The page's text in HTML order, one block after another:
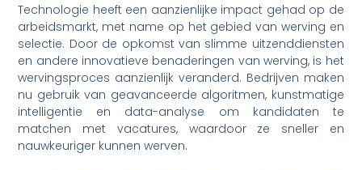
Technologie heeft een aanzienlijke impact gehad op de
arbeidsmarkt, met name op het gebied van werving en
selectie. Door de opkomst van slimme uitzenddiensten
en andere innovatieve benaderingen van werving, is het
wervingsproces aanzienlijk veranderd. Bedrijven maken
nu gebruik van geavanceerde algoritmen, kunstmatige
intelligentie en data-analyse om kandidaten te
matchen met vacatures, waardoor ze sneller en
nauwkeuriger kunnen werven.